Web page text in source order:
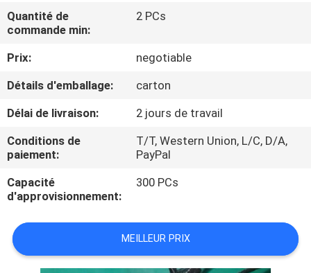
VISITE
D'USINE
DE
QUALITÉ
CONTACTEZ-
NOUS
DEMANDEZ
UNE
Quantité de
commande min:
2 PCs
Prix:
negotiable
Détails d'emballage:
carton
Délai de livraison:
2 jours de travail
Conditions de
paiement:
T/T, Western Union, L/C, D/A,
PayPal
Capacité
d'approvisionnement:
300 PCs
MEILLEUR PRIX